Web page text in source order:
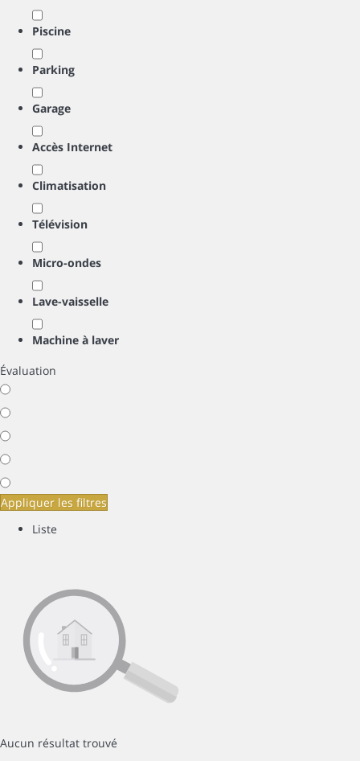
Piscine
Parking
Garage
Accès Internet
Climatisation
Télévision
Micro-ondes
Lave-vaisselle
Machine à laver
Évaluation
Appliquer les filtres
Liste
Aucun résultat trouvé